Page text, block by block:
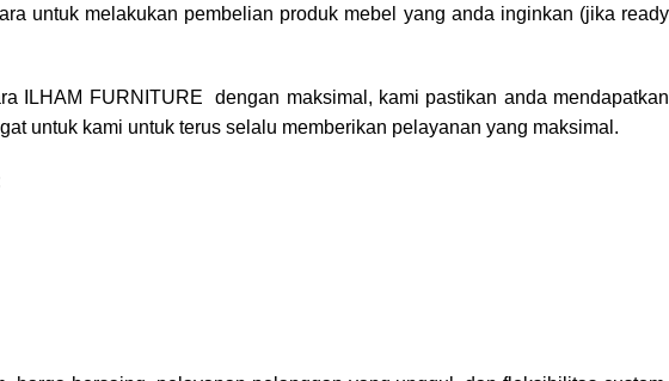
untuk melakukan pembelian produk mebel yang anda inginkan (jika ready
ILHAM FURNITURE dengan maksimal, kami pastikan anda mendapatkan
untuk kami untuk terus selalu memberikan pelayanan yang maksimal.